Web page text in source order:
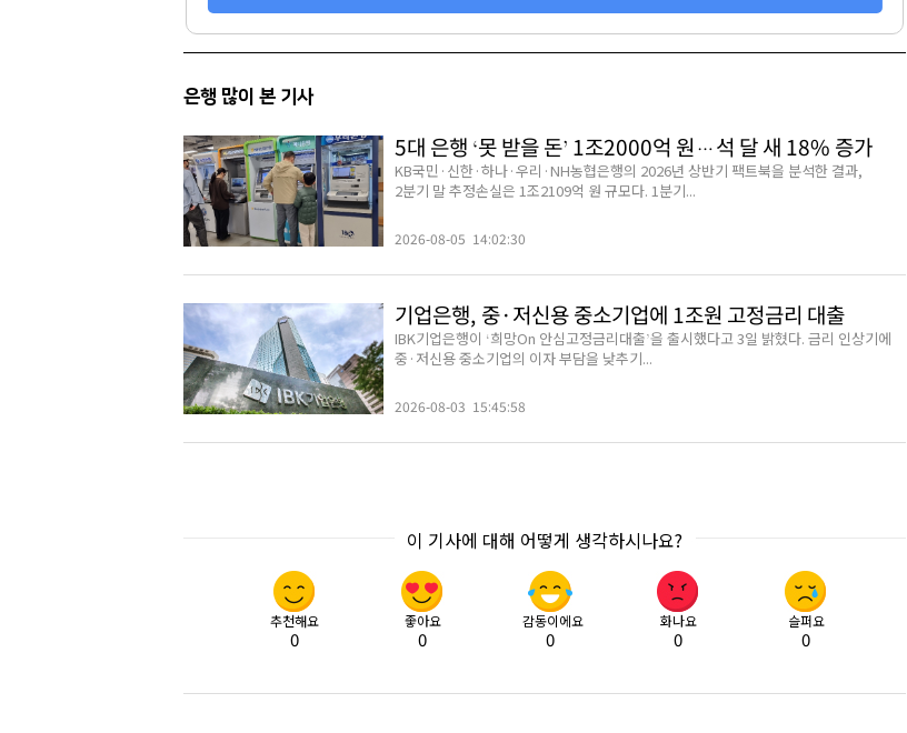
은행 많이 본 기사
5대 은행 ‘못 받을 돈’ 1조2000억 원…석 달 새 18% 증가
KB국민·신한·하나·우리·NH농협은행의 2026년 상반기 팩트북을 분석한 결과,
2분기 말 추정손실은 1조2109억 원 규모다. 1분기...
2026-08-05 14:02:30
기업은행, 중·저신용 중소기업에 1조원 고정금리 대출
IBK기업은행이 ‘희망On 안심고정금리대출’을 출시했다고 3일 밝혔다. 금리 인상기에
중·저신용 중소기업의 이자 부담을 낮추기...
2026-08-03 15:45:58
이 기사에 대해 어떻게 생각하시나요?
추천해요
0
좋아요
0
감동이에요
0
화나요
0
슬퍼요
0